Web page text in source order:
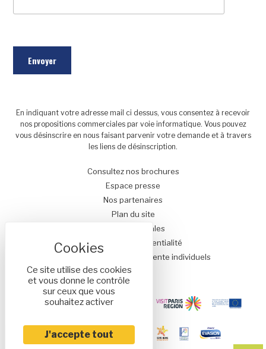
En indiquant votre adresse mail ci dessus, vous consentez à recevoir
nos propositions commerciales par voie informatique. Vous pouvez
vous désinscrire en nous faisant parvenir votre demande et à travers
les liens de désinscription.
Consultez nos brochures
Espace presse
Nos partenaires
Plan du site
Mentions légales
Politique de confidentialité
Conditions générales de vente individuels
Ce site utilise des cookies
et vous donne le contrôle
sur ceux que vous
souhaitez activer
J'accepte tout